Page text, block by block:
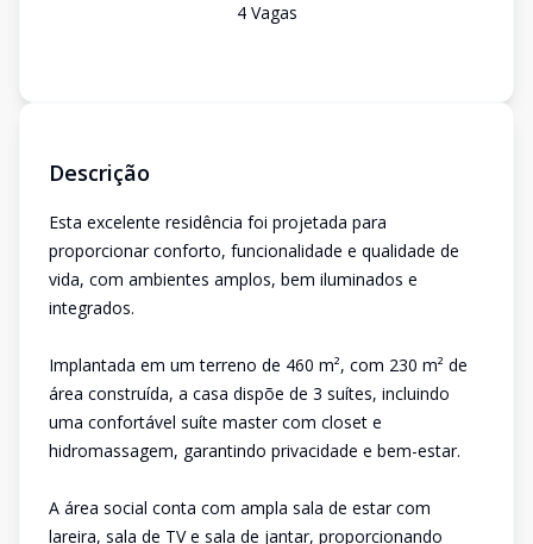
4Vagas
Descrição
Esta excelente residência foi projetada para
proporcionar conforto, funcionalidade e qualidade de
vida, com ambientes amplos, bem iluminados e
integrados.
Implantada em um terreno de 460 m², com 230 m² de
área construída, a casa dispõe de 3 suítes, incluindo
uma confortável suíte master com closet e
hidromassagem, garantindo privacidade e bem-estar.
A área social conta com ampla sala de estar com
lareira, sala de TV e sala de jantar, proporcionando